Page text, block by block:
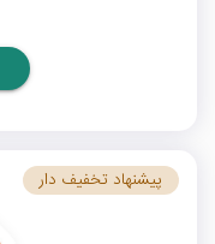
پیشنهاد تخفیف دار